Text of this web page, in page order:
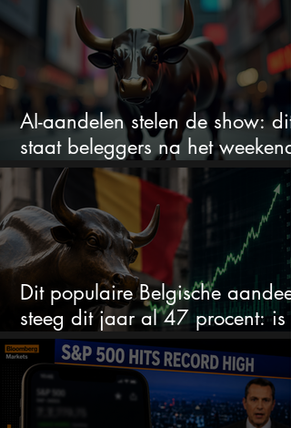
AI-aandelen stelen de show: dit
staat beleggers na het weekend
te wachten
Dit populaire Belgische aandeel
steeg dit jaar al 47 procent: is
ruimte voor meer?